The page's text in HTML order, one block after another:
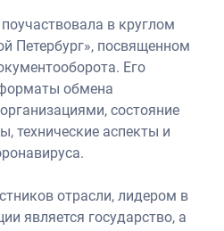
в круглом
Петербург», посвященном
Его
обмена
состояние
технические аспекты и
отрасли, лидером в
является государство, а